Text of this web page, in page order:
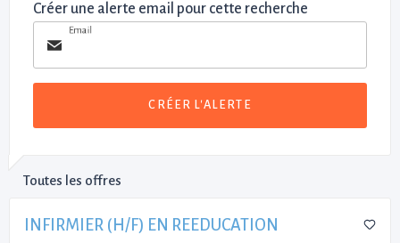
Créer une alerte email pour cette recherche
Email
CRÉER L'ALERTE
Toutes les offres
INFIRMIER (H/F) EN REEDUCATION